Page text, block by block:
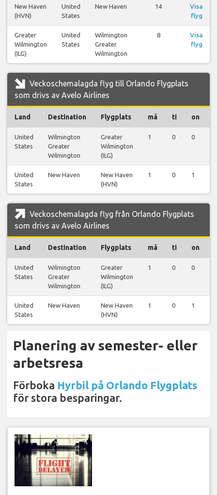
New Haven
(HVN)
United
States
New Haven 14
Visa
flyg
Greater
Wilmington
(ILG)
United
States
Wilmington
Greater
Wilmington
8
Visa
flyg
Veckoschemalagda flyg till Orlando Flygplats
som drivs av Avelo Airlines
Land Destination Flygplats må ti on
United
States
Wilmington
Greater
Wilmington
Greater
Wilmington
(ILG)
1 0 0
United
States
New Haven
New Haven
(HVN)
1 0 1
Veckoschemalagda flyg från Orlando Flygplats
som drivs av Avelo Airlines
Land Destination Flygplats må ti on
United
States
Wilmington
Greater
Wilmington
Greater
Wilmington
(ILG)
1 0 0
United
States
New Haven
New Haven
(HVN)
1 0 1
Planering av semester- eller
arbetsresa
Förboka Hyrbil på Orlando Flygplats
för stora besparingar.